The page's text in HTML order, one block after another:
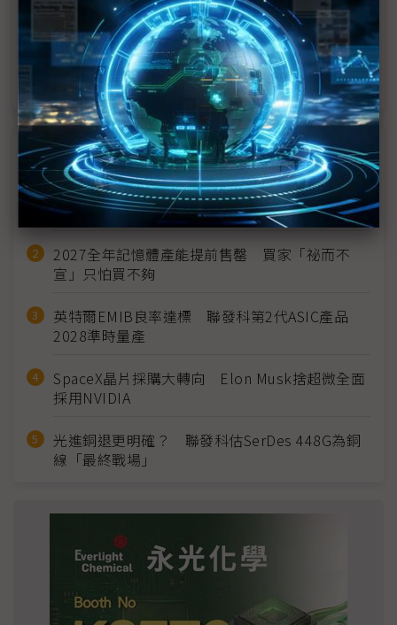
蘋果印度供應鏈 兩大趨勢益發明顯
蘋果供應鏈擴大布局印度 鎖定台日韓業者
近７天熱門報導
MLCC訂單過熱、出貨比創高 村田示警全球AI基
建熱潮將趨緩
2027全年記憶體產能提前售罄 買家「祕而不
宣」只怕買不夠
英特爾EMIB良率達標 聯發科第2代ASIC產品
2028準時量產
SpaceX晶片採購大轉向 Elon Musk捨超微全面
採用NVIDIA
光進銅退更明確？ 聯發科估SerDes 448G為銅
線「最終戰場」